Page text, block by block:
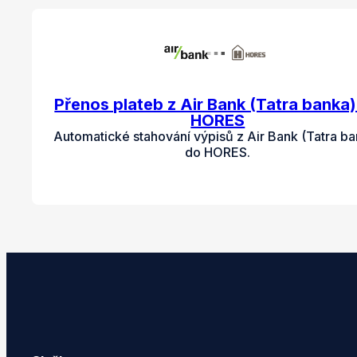
Přenos plateb z Air Bank (Tatra
HORES
Automatické stahování výpisů z Air Bank (Tatra
do HORES.